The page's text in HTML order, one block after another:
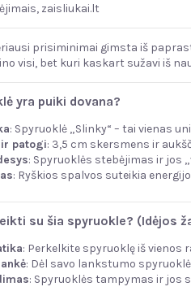
zaisliukai.lt
prisiminimai gimsta iš
visi, bet kuri kaskart sužavi iš
yra puiki dovana?
: Spyruoklė „Slinky“ – tai vienas
patogi: 3,5 cm skersmens ir
: Spyruoklės stebėjimas ir jos
: Ryškios spalvos suteikia
su šia spyruokle? (Idėjos
: Perkelkite spyruoklę iš
: Dėl savo lankstumo
: Spyruoklės tampymas ir jos